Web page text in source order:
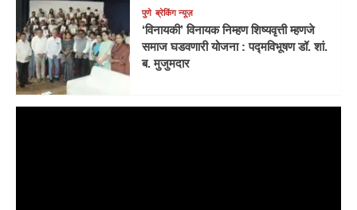
पुणे ब्रेकिंग न्यूज़
‘विनायकी’ विनायक निम्हण शिष्यवृत्ती म्हणजे
समाज घडवणारी योजना : पद्मविभूषण डॉ. शां.
ब. मुजुमदार